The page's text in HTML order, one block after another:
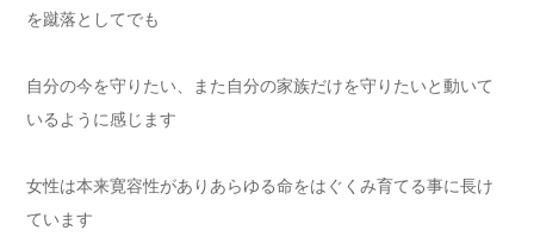
を蹴落としてでも
自分の今を守りたい、また自分の家族だけを守りたいと動いて
いるように感じます
女性は本来寛容性がありあらゆる命をはぐくみ育てる事に長け
ています